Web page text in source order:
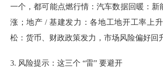
一个，都可能点燃行情：汽车数据回暖：新
涨；地产 / 基建发力：各地工地开工率上
松：货币、财政政策发力，市场风险偏好回
3. 风险提示：这三个 “雷” 要避开